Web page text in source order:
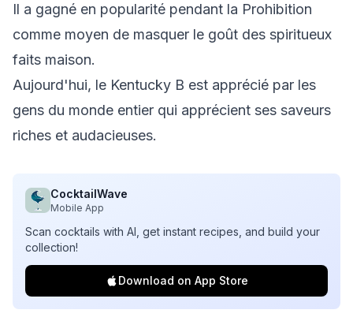
Il a gagné en popularité pendant la Prohibition
comme moyen de masquer le goût des spiritueux
faits maison.
Aujourd'hui, le Kentucky B est apprécié par les
gens du monde entier qui apprécient ses saveurs
riches et audacieuses.
CocktailWave
Mobile App
Scan cocktails with AI, get instant recipes, and build your
collection!
Download on App Store